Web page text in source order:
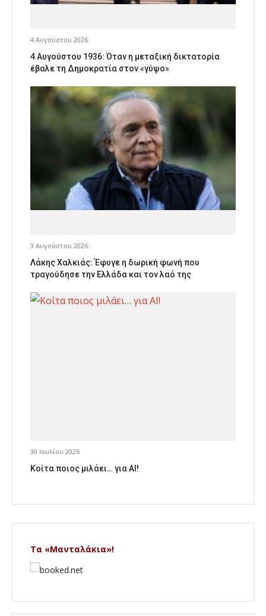
4 Αυγούστου 2026
4 Αυγούστου 1936: Όταν η μεταξική δικτατορία
έβαλε τη Δημοκρατία στον «γύψο»
3 Αυγούστου 2026
Λάκης Χαλκιάς: Έφυγε η δωρική φωνή που
τραγούδησε την Ελλάδα και τον λαό της
30 Ιουλίου 2026
Κοίτα ποιος μιλάει… για AI!
Τα «Μανταλάκια»!